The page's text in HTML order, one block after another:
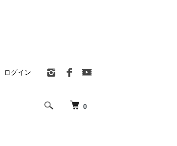
0
ログイン